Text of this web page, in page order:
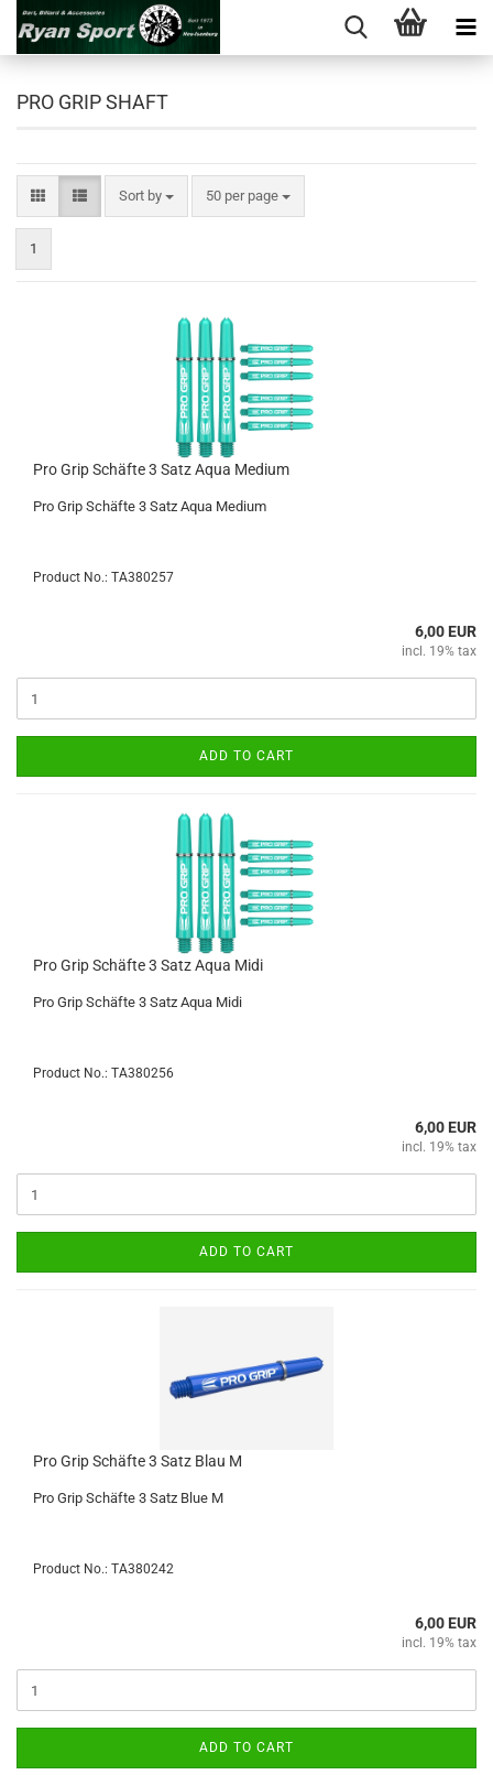
PRO GRIP SHAFT
Sort by
Sort by 50 per page
per page
1
Pro Grip Schäfte 3 Satz Aqua Medium
Pro Grip Schäfte 3 Satz Aqua Medium
Product No.: TA380257
6,00 EUR
incl. 19% tax
ADD TO CART
Pro Grip Schäfte 3 Satz Aqua Midi
Pro Grip Schäfte 3 Satz Aqua Midi
Product No.: TA380256
6,00 EUR
incl. 19% tax
ADD TO CART
Pro Grip Schäfte 3 Satz Blau M
Pro Grip Schäfte 3 Satz Blue M
Product No.: TA380242
6,00 EUR
incl. 19% tax
ADD TO CART